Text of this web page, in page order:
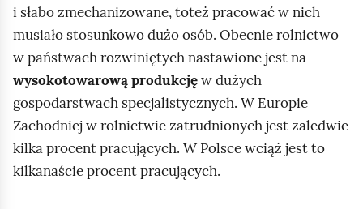
i słabo zmechanizowane, toteż pracować w nich
musiało stosunkowo dużo osób. Obecnie rolnictwo
w państwach rozwiniętych nastawione jest na
wysokotowarową produkcjęw dużych
gospodarstwach specjalistycznych. W Europie
Zachodniej w rolnictwie zatrudnionych jest zaledwie
kilka procent pracujących. W Polsce wciąż jest to
kilkanaście procent pracujących.